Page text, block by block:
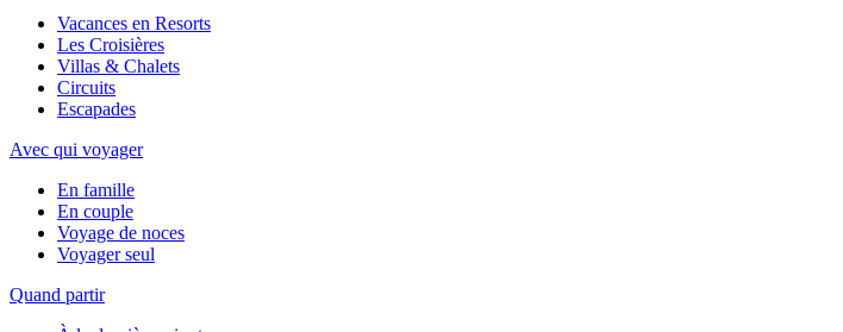
Vacances en Resorts
Les Croisières
Villas & Chalets
Circuits
Escapades
Avec qui voyager
En famille
En couple
Voyage de noces
Voyager seul
Quand partir